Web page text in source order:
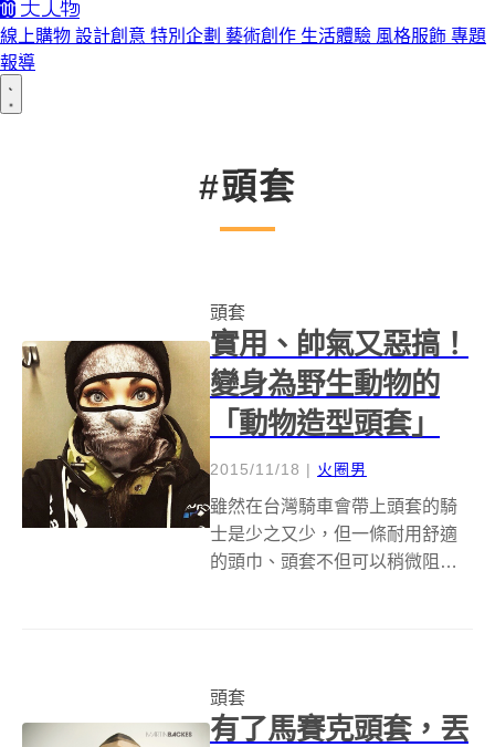
線上購物 設計創意 特別企劃 藝術創作 生活體驗 風格服飾 專題
報導
#頭套
頭套
實用、帥氣又惡搞！
變身為野生動物的
「動物造型頭套」
2015/11/18 | 火圈男
雖然在台灣騎車會帶上頭套的騎
士是少之又少，但一條耐用舒適
的頭巾、頭套不但可以稍微阻隔
其實相當多！如果各位覺得帶上
頭套看起來還是有...
頭套
有了馬賽克頭套，丟